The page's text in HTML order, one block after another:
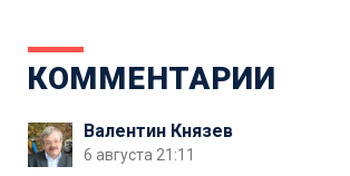
КОММЕНТАРИИ
Валентин Князев
6 августа 21:11